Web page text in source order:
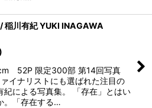
稲川有紀 YUKI INAGAWA
52P 限定300部 第14回写真
ァイナリストにも選ばれた注目の
紀による写真集。 「存在」とはい
。「存在する…